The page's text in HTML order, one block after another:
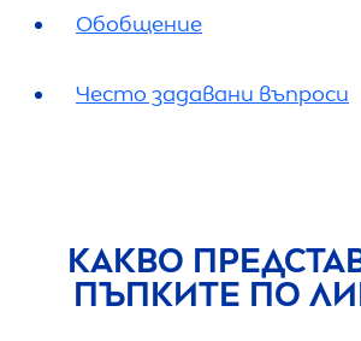
Обобщение
Често задавани въпроси
КАКВО
ПЪПКИТЕ ПО